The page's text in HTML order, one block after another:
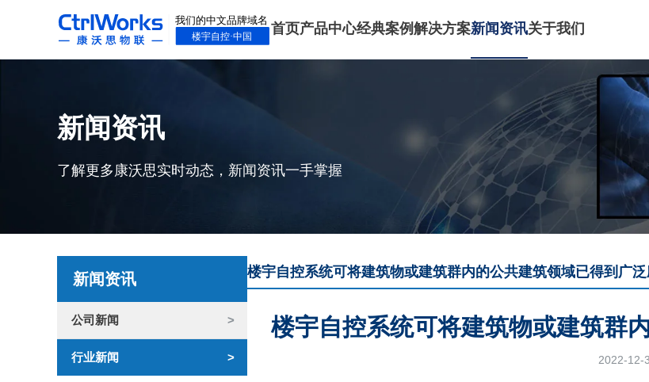
首页产品中心经典案例解决方案新闻资讯关于我们
新闻资讯
了解更多康沃思实时动态，新闻资讯一手掌握
新闻资讯
公司新闻
行业新闻
楼宇自控系统可将建筑物或建筑群内的公共建筑领域已得到广泛
楼宇自控系统可将建筑物或建筑群
2022-12-